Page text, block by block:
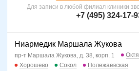
Для записи в любой филиал клиники
+7 (495) 324-17-
Ниармедик Маршала Жукова
пр-т Маршала Жукова, д. 38, корп. 1
Хорошево
Сокол Полежаевская